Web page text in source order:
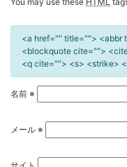
<a href="" title=""> <abbr
<blockquote cite="">
<q cite=""> <s> <strike>
名前 ※
メール ※